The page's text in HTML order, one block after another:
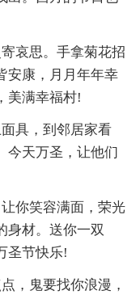
哀思。手拿菊花招
安康，月月年年幸
美满幸福村!
具，到邻居家看
今天万圣，让他们
你笑容满面，荣光
身材。送你一双
圣节快乐!
，鬼要找你浪漫，